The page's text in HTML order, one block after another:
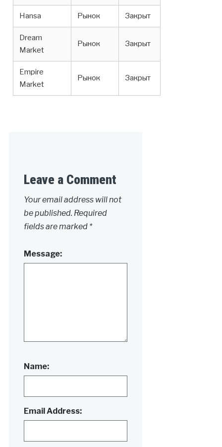
Hansa Рынок Закрыт
Dream
Market
Рынок Закрыт
Empire
Market
Рынок Закрыт
Leave a Comment
Your email address will not
be published. Required
fields are marked *
Message:
Name:
Email Address: